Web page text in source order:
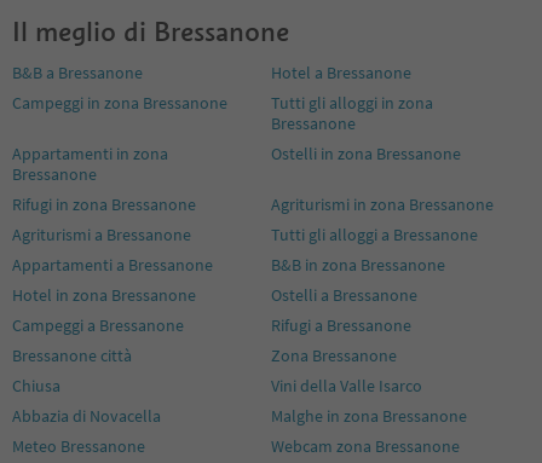
Il meglio di Bressanone
B&B a Bressanone
Hotel a Bressanone
Campeggi in zona Bressanone
Tutti gli alloggi in zona
Bressanone
Appartamenti in zona
Bressanone
Ostelli in zona Bressanone
Rifugi in zona Bressanone
Agriturismi in zona Bressanone
Agriturismi a Bressanone
Tutti gli alloggi a Bressanone
Appartamenti a Bressanone
B&B in zona Bressanone
Hotel in zona Bressanone
Ostelli a Bressanone
Campeggi a Bressanone
Rifugi a Bressanone
Bressanone città
Zona Bressanone
Chiusa
Vini della Valle Isarco
Abbazia di Novacella
Malghe in zona Bressanone
Meteo Bressanone
Webcam zona Bressanone